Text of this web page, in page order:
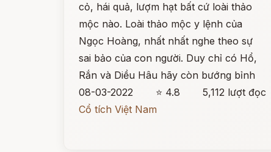
cỏ, hái quả, lượm hạt bất cứ loài thảo
mộc nào. Loài thảo mộc y lệnh của
Ngọc Hoàng, nhất nhất nghe theo sự
sai bảo của con người. Duy chỉ có Hổ,
Rắn và Diều Hâu hãy còn bướng bỉnh
08-03-2022
⭐ 4.8
5,112 lượt đọc
Cổ tích Việt Nam